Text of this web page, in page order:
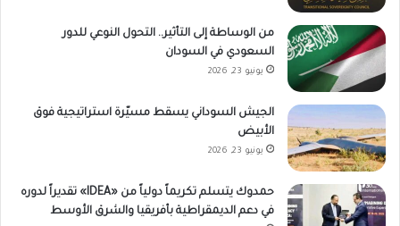
من الوساطة إلى التأثير.. التحول النوعي للدور
السعودي في السودان
يونيو 23, 2026
الجيش السوداني يسقط مسيّرة استراتيجية فوق
الأبيض
يونيو 23, 2026
حمدوك يتسلم تكريماً دولياً من «IDEA» تقديراً لدوره
في دعم الديمقراطية بأفريقيا والشرق الأوسط